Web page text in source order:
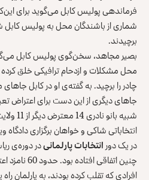
فرماندهی پولیس کابل می‌گوید برای
شماری از باشندگان محل به پولیس کابل
برچیدند.
بصیر مجاهد، سخن‌گوی پولیس کابل
محل مشکلات و ازدحام ترافیکی خلق کرده
چادر را برچید. به گفته‌ی او در کابل
جاهای دیگری از این دست برای اعتراض
شبیه
انتخاباتی شاکی‌ و خواهان برگزاری دادگاه
در یک دورانتخابات پارلمانیدر دوره‌ی
چنین اتفاقی
افرادی که تقلب کرده بودند، به پارلمان